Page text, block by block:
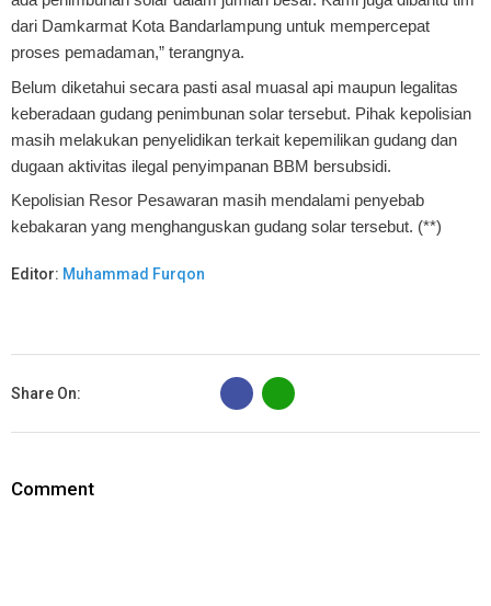
dari Damkarmat Kota Bandarlampung untuk mempercepat
proses pemadaman,” terangnya.
Belum diketahui secara pasti asal muasal api maupun legalitas
keberadaan gudang penimbunan solar tersebut. Pihak kepolisian
masih melakukan penyelidikan terkait kepemilikan gudang dan
dugaan aktivitas ilegal penyimpanan BBM bersubsidi.
Kepolisian Resor Pesawaran masih mendalami penyebab
kebakaran yang menghanguskan gudang solar tersebut. (**)
Editor: Muhammad Furqon
Share On:
B
Comment